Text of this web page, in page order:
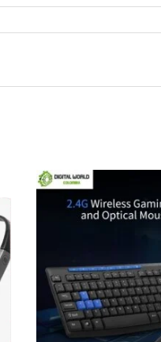
“Teclado
no será